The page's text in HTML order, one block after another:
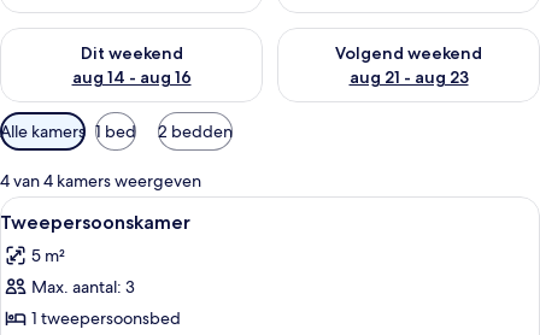
Dit weekend
aug 14 - aug 16
De beschikbaarheid controleren voor dit weekend aug 14 -
Volgend weekend
aug 21 - aug 23
De beschikbaarheid
Beschikbare
filters
voor
kamers
Alle kamers 1 bed 2 bedden
4 van 4 kamers weergeven
Alle
foto's
voor
Tweepersoonskamer
laden
Een moderne hotelkamer met een
3
Tweepersoonskamer
5 m²
Max. aantal: 3
1 tweepersoonsbed